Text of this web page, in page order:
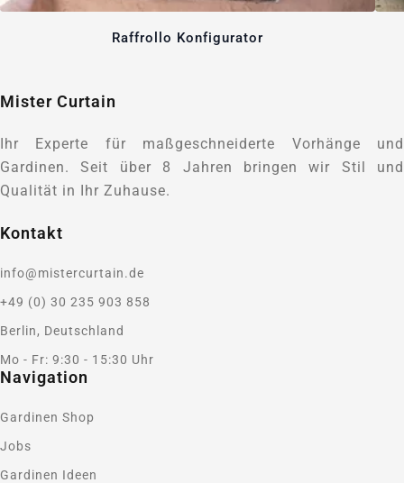
Raffrollo Konfigurator
Mister Curtain
Ihr Experte für maßgeschneiderte Vorhänge und
Gardinen. Seit über 8 Jahren bringen wir Stil und
Qualität in Ihr Zuhause.
Kontakt
info@mistercurtain.de
+49 (0) 30 235 903 858
Berlin, Deutschland
Mo - Fr: 9:30 - 15:30 Uhr
Navigation
Gardinen Shop
Jobs
Gardinen Ideen